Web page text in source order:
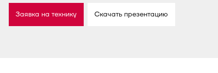
Заявка на технику Скачать презентацию